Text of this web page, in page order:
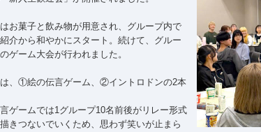
お菓子と飲み物が用意され、グループ内で
介から和やかにスタート。続けて、グルー
ゲーム大会が行われました。
、①絵の伝言ゲーム、②イントロドンの2本
ゲームでは1グループ10名前後がリレー形式
きつないでいくため、思わず笑いが止まら